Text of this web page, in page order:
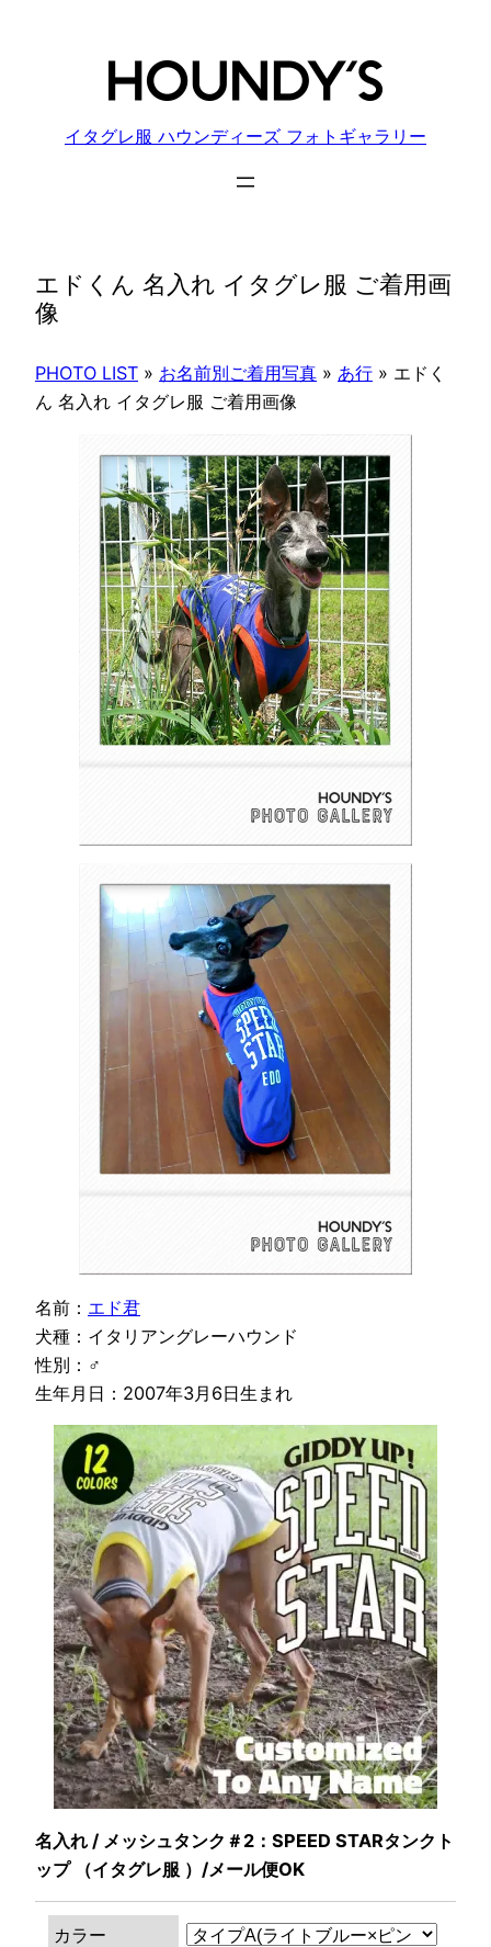
イタグレ服 ハウンディーズ フォトギャラリー
エドくん 名入れ イタグレ服 ご着用画
像
PHOTO LIST » お名前別ご着用写真 » あ行 » エドく
ん 名入れ イタグレ服 ご着用画像
名前： エド君
犬種：イタリアングレーハウンド
性別：♂
生年月日：2007年3月6日生まれ
名入れ / メッシュタンク＃2：SPEED STARタンクト
ップ （イタグレ服 ）/メール便OK
カラー